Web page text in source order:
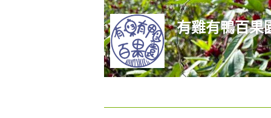
有雞有鴨百果